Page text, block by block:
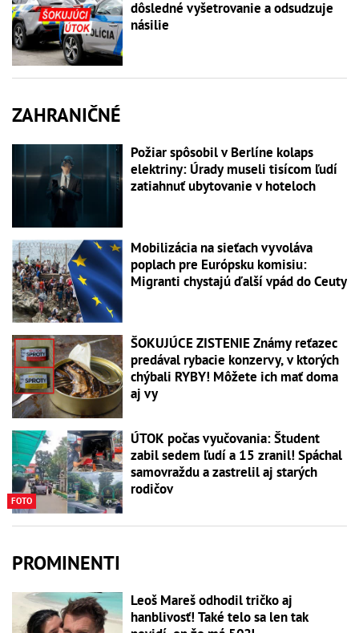
dôsledné vyšetrovanie a odsudzuje
násilie
ZAHRANIČNÉ
Požiar spôsobil v Berlíne kolaps
elektriny: Úrady museli tisícom ľudí
zatiahnuť ubytovanie v hoteloch
Mobilizácia na sieťach vyvoláva
poplach pre Európsku komisiu:
Migranti chystajú ďalší vpád do Ceuty
ŠOKUJÚCE ZISTENIE Známy reťazec
predával rybacie konzervy, v ktorých
chýbali RYBY! Môžete ich mať doma
aj vy
FOTO
ÚTOK počas vyučovania: Študent
zabil sedem ľudí a 15 zranil! Spáchal
samovraždu a zastrelil aj starých
rodičov
PROMINENTI
Leoš Mareš odhodil tričko aj
hanblivosť! Také telo sa len tak